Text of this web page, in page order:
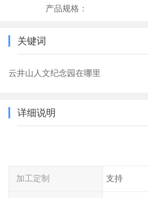
产品规格：
关键词
云井山人文纪念园在哪里
详细说明
加工定制 支持